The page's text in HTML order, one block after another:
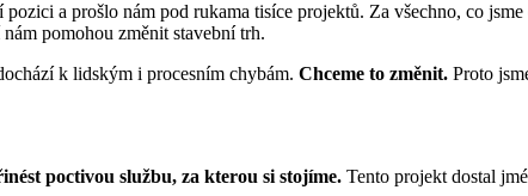
a prošlo nám pod rukama tisíce projektů. Za všechno, co
pomohou změnit stavební trh.
k lidským i procesním chybám. Chceme to změnit. Proto
poctivou službu, za kterou si stojíme. Tento projekt dostal